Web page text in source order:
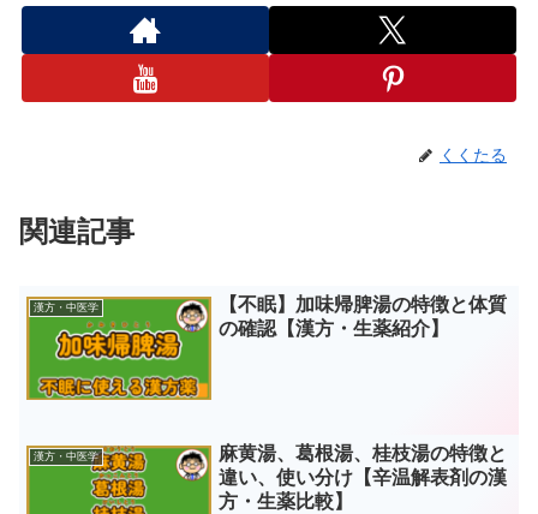
くくたる
関連記事
漢方・中医学
【不眠】加味帰脾湯の特徴と体質
の確認【漢方・生薬紹介】
漢方・中医学
麻黄湯、葛根湯、桂枝湯の特徴と
違い、使い分け【辛温解表剤の漢
方・生薬比較】